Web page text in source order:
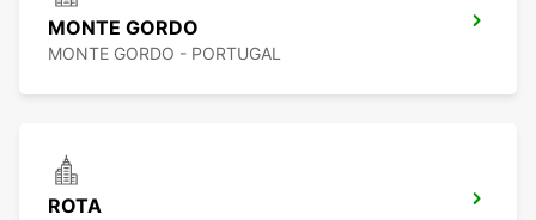
MONTE GORDO
MONTE GORDO - PORTUGAL
ROTA